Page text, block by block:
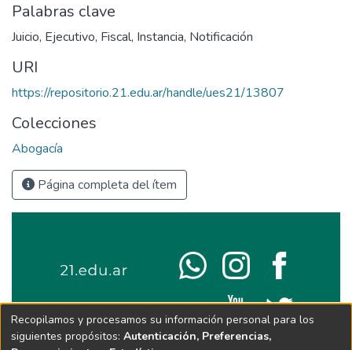
Palabras clave
Juicio, Ejecutivo, Fiscal, Instancia, Notificación
URI
https://repositorio.21.edu.ar/handle/ues21/13807
Colecciones
Abogacía
Página completa del ítem
Recopilamos y procesamos su información personal para los
siguientes propósitos: Autenticación, Preferencias,